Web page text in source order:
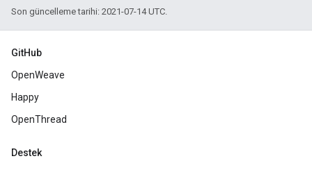
Son güncelleme tarihi: 2021-07-14 UTC.
GitHub
OpenWeave
Happy
OpenThread
Destek